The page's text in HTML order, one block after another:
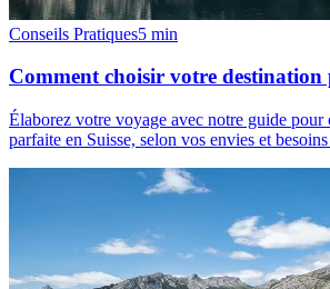
Conseils Pratiques5 min
Comment choisir votre destination
Élaborez votre voyage avec notre guide pour
parfaite en Suisse, selon vos envies et